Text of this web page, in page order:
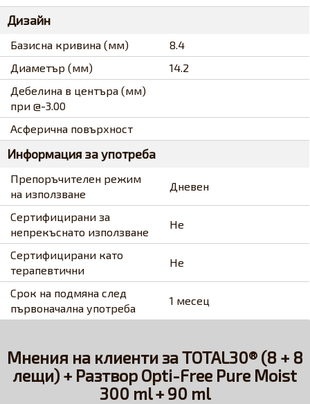
Дизайн
Базисна кривина (мм)
8.4
Диаметър (мм)
14.2
Дебелина в центъра (мм)
при @-3.00
Асферична повърхност
Информация за употреба
Препоръчителен режим
на използване
Дневен
Сертифицирани за
непрекъснато използване
Не
Сертифицирани като
терапевтични
Не
Срок на подмяна след
първоначална употреба
1 месец
Мнения на клиенти за TOTAL30® (8 + 8
лещи) + Разтвор Opti-Free Pure Moist
300 ml + 90 ml